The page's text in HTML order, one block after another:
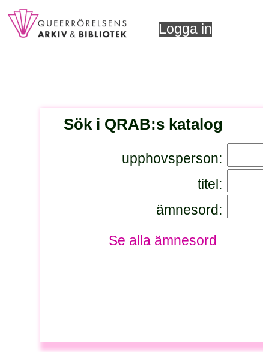
Logga in
Sök i QRAB:s katalog
upphovsperson:
titel:
ämnesord:
Se alla ämnesord